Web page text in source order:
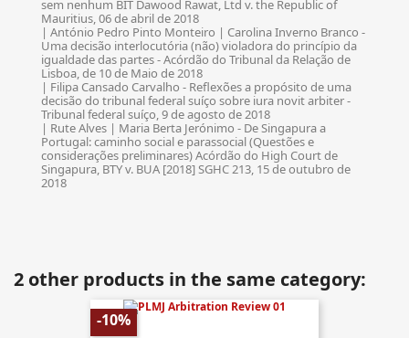
sem nenhum BIT Dawood Rawat, Ltd v. the Republic of
Mauritius, 06 de abril de 2018
| António Pedro Pinto Monteiro | Carolina Inverno Branco -
Uma decisão interlocutória (não) violadora do princípio da
igualdade das partes - Acórdão do Tribunal da Relação de
Lisboa, de 10 de Maio de 2018
| Filipa Cansado Carvalho - Reflexões a propósito de uma
decisão do tribunal federal suíço sobre iura novit arbiter -
Tribunal federal suíço, 9 de agosto de 2018
| Rute Alves | Maria Berta Jerónimo - De Singapura a
Portugal: caminho social e parassocial (Questões e
considerações preliminares) Acórdão do High Court de
Singapura, BTY v. BUA [2018] SGHC 213, 15 de outubro de
2018
2 other products in the same category:
-10%